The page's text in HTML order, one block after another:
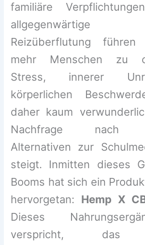
familiäre
allgegenwärtige
Reizüberflutung
mehr Menschen zu
Stress, innerer
körperlichen
daher kaum
Nachfrage nach
Alternativen zur
steigt. Inmitten dieses
Booms hat sich ein
hervorgetan: Hemp X
Dieses
verspricht, das